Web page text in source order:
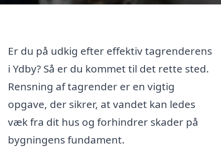
Er du på udkig efter effektiv tagrenderens
i Ydby? Så er du kommet til det rette sted.
Rensning af tagrender er en vigtig
opgave, der sikrer, at vandet kan ledes
væk fra dit hus og forhindrer skader på
bygningens fundament.